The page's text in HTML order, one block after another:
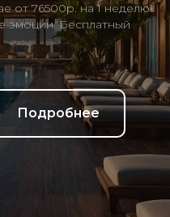
от 76500р. на 1 неделю!
эмоции. Бесплатный
Подробнее